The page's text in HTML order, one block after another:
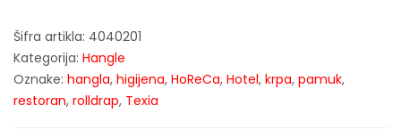
Šifra artikla: 4040201
Kategorija: Hangle
Oznake: hangla, higijena, HoReCa, Hotel, krpa, pamuk,
restoran, rolldrap, Texia